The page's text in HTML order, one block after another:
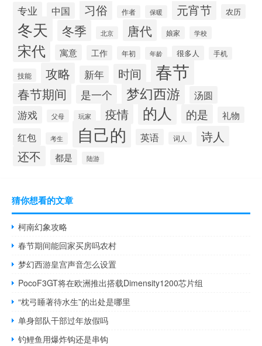
专业 中国 习俗 作者 保暖 元宵节 农历
冬天 冬季 北京 唐代 娘家 学校
宋代 寓意 工作 年初 年龄 很多人 手机
技能 攻略 新年 时间 春节
春节期间 是一个 梦幻西游
汤圆
游戏
父母 玩家 疫情 的人 的是 礼物
红包 考生 自己的 英语 词人
诗人
还不
都是 陆游
猜你想看的文章
柯南幻象攻略
春节期间能回家买房吗农村
梦幻西游皇宫声音怎么设置
PocoF3GT将在欧洲推出搭载Dimensity1200芯片组
“枕弓睡著待水生”的出处是哪里
单身部队干部过年放假吗
钓鲤鱼用爆炸钩还是串钩